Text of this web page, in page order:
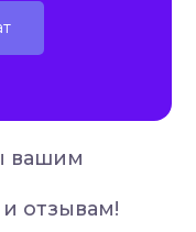
вашим
отзывам!